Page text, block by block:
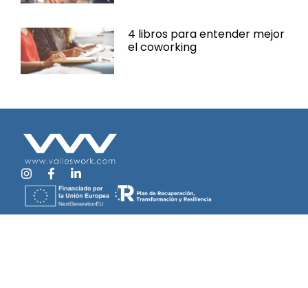
4 libros para entender mejor
el coworking